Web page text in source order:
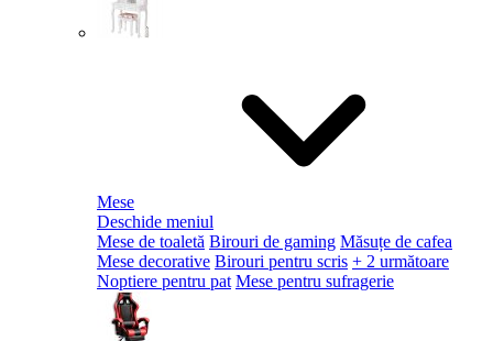
Mese
Deschide meniul
Mese de toaletă Birouri de gaming Măsuțe de cafea
Mese decorative Birouri pentru scris + 2 următoare
Noptiere pentru pat Mese pentru sufragerie